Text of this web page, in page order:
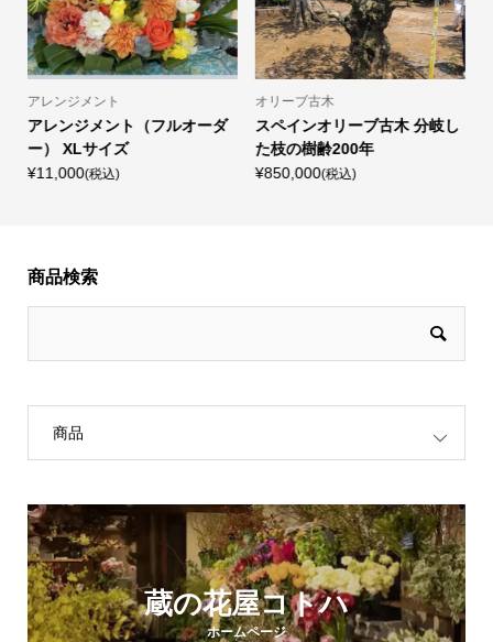
アレンジメント
アレンジメント（フルオーダ
ー） XLサイズ
¥11,000(税込)
オリーブ古木
スペインオリーブ古木 分岐し
た枝の樹齢200年
¥850,000(税込)
商品検索
商品
蔵の花屋コトハ
ホームページ